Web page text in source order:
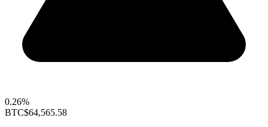
0.26%
BTC$64,565.58